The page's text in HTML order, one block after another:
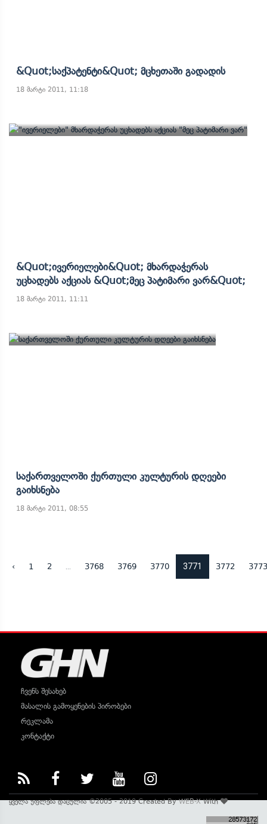
&quot;საქპატენტი&quot; Მცხეთაში Გადადის
18 მარტი 2011, 11:18
&quot;ივერიელები&quot; Მხარდაჭერას
Უცხადებს Აქციას &quot;მეც Პატიმარი Ვარ&quot;
18 მარტი 2011, 11:11
Საქართველოში Ქურთული Კულტურის Დღეები
Გაიხსნება
18 მარტი 2011, 08:55
‹ 1 2 3768 3769 3770 3771 3772 3773
ჩვენს შესახებ
მასალის გამოყენების პირობები
რეკლამა
კონტაქტი
ყველა უფლება დაცულია ©2005 - 2019 Created ByWEB-XWith